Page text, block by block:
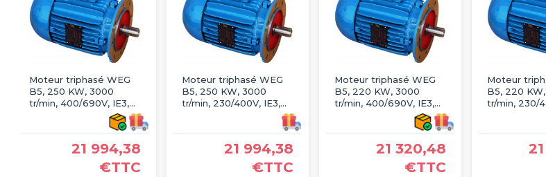
Moteur triphasé WEG
B5, 250 KW, 3000
tr/min, 400/690V, IE3,
21 994,38
€TTC
Moteur triphasé WEG
B5, 250 KW, 3000
tr/min, 230/400V, IE3,
21 994,38
€TTC
Moteur triphasé WEG
B5, 220 KW, 3000
tr/min, 400/690V, IE3,
21 320,48
€TTC
Moteur
B5, 220
tr/min, 230/